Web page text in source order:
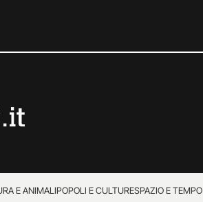
E ANIMALIPOPOLI E CULTURESPAZIO E TEMPO